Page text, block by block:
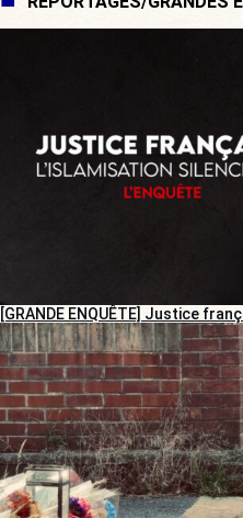
[GRANDE ENQUÊTE] Justice